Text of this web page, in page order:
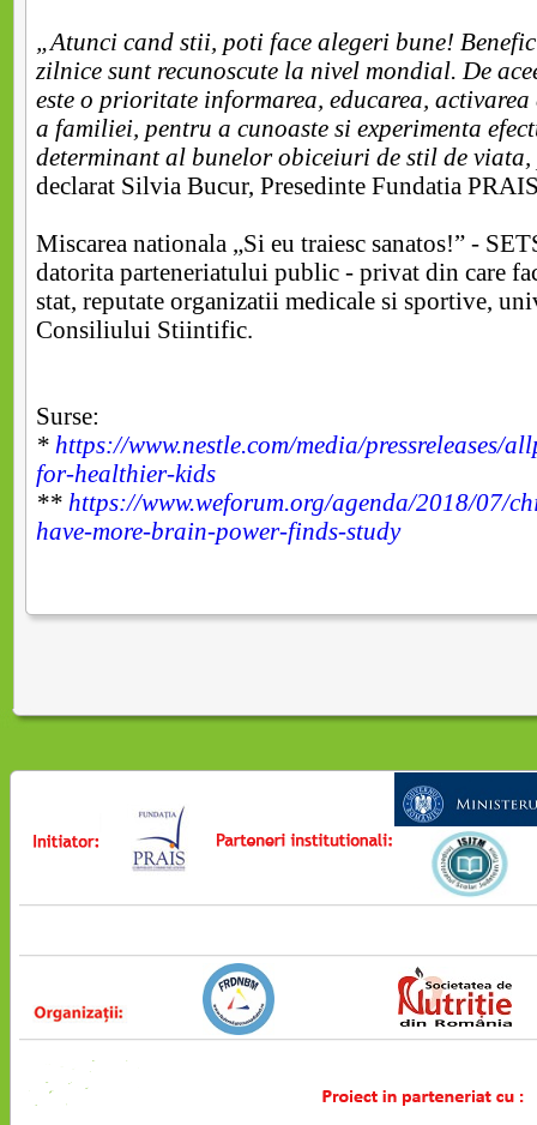
„Atunci cand stii, poti face alegeri bune!
zilnice sunt recunoscute la nivel mondial. De
este o prioritate informarea, educarea,
a familiei, pentru a cunoaste si experimenta
determinant al bunelor obiceiuri de stil de
declarat Silvia Bucur, Presedinte Fundatia
Miscarea nationala „Si eu traiesc sanatos!” -
datorita parteneriatului public - privat din care
stat, reputate organizatii medicale si sportive,
Consiliului Stiintific.
Surse:
* https://www.nestle.com/media/pressreleases/
for-healthier-kids
** https://www.weforum.org/agenda/2018/07/
have-more-brain-power-finds-study